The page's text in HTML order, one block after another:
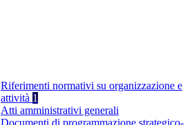
Riferimenti normativi su organizzazione e
attività 1
Atti amministrativi generali